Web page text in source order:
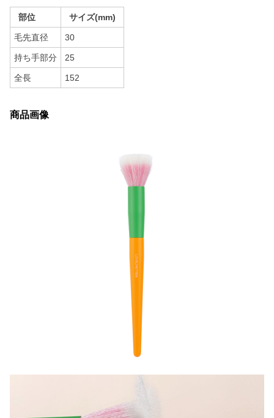
部位 サイズ(mm)
毛先直径 30
持ち手部分 25
全長 152
商品画像